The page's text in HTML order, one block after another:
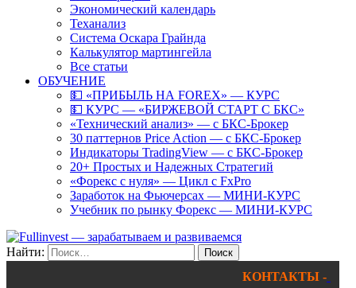
Экономический календарь
Теханализ
Система Оскара Грайнда
Калькулятор мартингейла
Все статьи
ОБУЧЕНИЕ
💵 «ПРИБЫЛЬ НА FOREX» — КУРС
💵 КУРС — «БИРЖЕВОЙ СТАРТ С БКС»
«Технический анализ» — с БКС-Брокер
30 паттернов Price Action — с БКС-Брокер
Индикаторы TradingView — с БКС-Брокер
20+ Простых и Надежных Стратегий
«Форекс с нуля» — Цикл с FxPro
Заработок на Фьючерсах — МИНИ-КУРС
Учебник по рынку Форекс — МИНИ-КУРС
Найти:
КОНТАКТЫ -